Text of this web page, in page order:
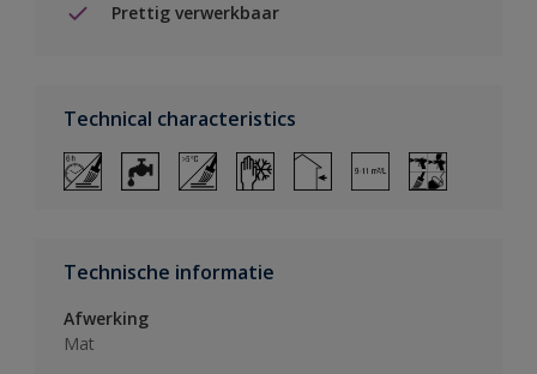
Prettig verwerkbaar
Technical characteristics
Technische informatie
Afwerking
Mat